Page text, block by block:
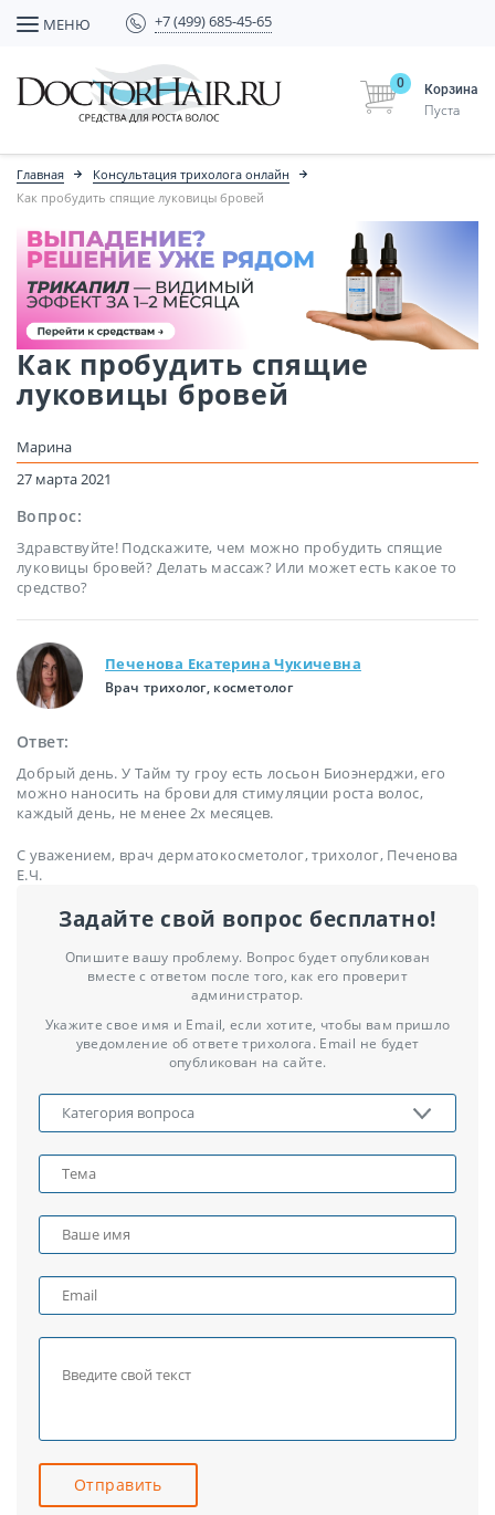
МЕНЮ +7 (499) 685-45-65
Корзина
0
Пуста
Главная
Консультация трихолога онлайн
Как пробудить спящие луковицы бровей
Как пробудить спящие
луковицы бровей
Марина
27 марта 2021
Вопрос:
Здравствуйте! Подскажите, чем можно пробудить спящие
луковицы бровей? Делать массаж? Или может есть какое то
средство?
Печенова Екатерина Чукичевна
Врач трихолог, косметолог
Ответ:
Добрый день. У Тайм ту гроу есть лосьон Биоэнерджи, его
можно наносить на брови для стимуляции роста волос,
каждый день, не менее 2х месяцев.
С уважением, врач дерматокосметолог, трихолог, Печенова
Е.Ч.
Задайте свой вопрос бесплатно!
Опишите вашу проблему. Вопрос будет опубликован
вместе с ответом после того, как его проверит
администратор.
Укажите свое имя и Email, если хотите, чтобы вам пришло
уведомление об ответе трихолога. Email не будет
опубликован на сайте.
Отправить